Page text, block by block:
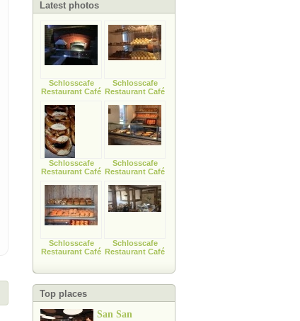
Latest photos
Schlosscafe
Restaurant Café
Schlosscafe
Restaurant Café
Schlosscafe
Restaurant Café
Schlosscafe
Restaurant Café
Schlosscafe
Restaurant Café
Schlosscafe
Restaurant Café
Top places
San San